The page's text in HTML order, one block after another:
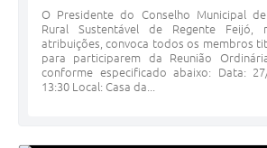
O Presidente do Conselho Municipal de
Rural Sustentável de Regente
atribuições, convoca todos os membros
para participarem da Reunião
conforme especificado abaixo: Data:
13:30 Local: Casa da...